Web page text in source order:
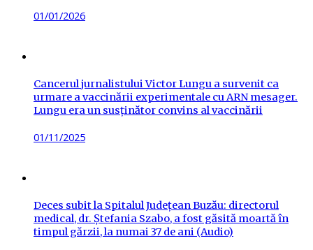
Posted
01/01/2026
Cancerul jurnalistului Victor Lungu a survenit ca
urmare a vaccinării experimentale cu ARN mesager.
Lungu era un susținător convins al vaccinării
Posted
01/11/2025
Deces subit la Spitalul Județean Buzău: directorul
medical, dr. Ștefania Szabo, a fost găsită moartă în
timpul gărzii, la numai 37 de ani (Audio)